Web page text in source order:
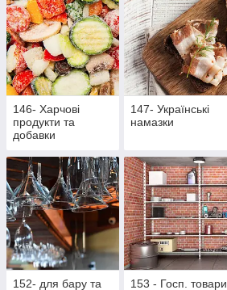
146- Харчові
продукти та
добавки
147- Українські
намазки
152- для бару та
153 - Госп. товари